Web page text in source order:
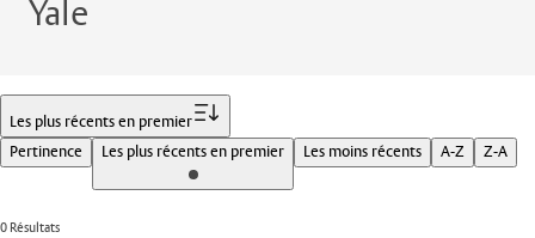
Yale
Les plus récents en premier
Pertinence
Les plus récents en premier Les moins récents A-Z Z-A
0 Résultats